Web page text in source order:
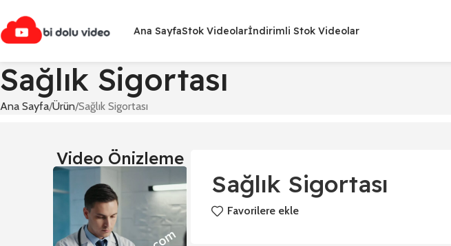
Ana SayfaStok Videolarİndirimli Stok Videolar
Sağlık Sigortası
Ana Sayfa Ürün Sağlık Sigortası
Video Önizleme
Sağlık Sigortası
Favorilere ekle